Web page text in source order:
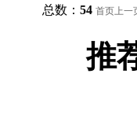
总数：54 首页上一
推